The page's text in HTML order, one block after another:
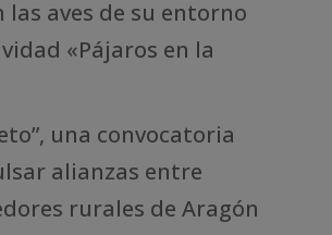
las aves de su entorno
«Pájaros en la
una convocatoria
alianzas entre
rurales de Aragón